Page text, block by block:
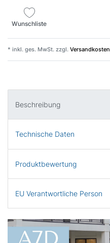
Wunschliste
* inkl. ges. MwSt. zzgl. Versandkosten
Beschreibung
Technische Daten
Produktbewertung
EU Verantwortliche Person